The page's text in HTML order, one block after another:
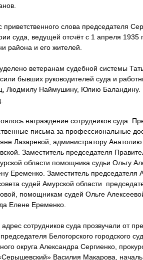
слова председателя
суда, ведущей отсчёт с 1 апреля 1935
района и его жителей.
ветеранам судебной системы
бывших руководителей суда и
Людмилу Наймушину, Юлию Баландину.
награждение сотрудников суда.
письма за профессиональные
Лазаревой, администратору
Заместитель председателя
области помощника судьи Ольгу
Еременко. Заместитель председателя
судей Амурской области
помощникам судей Ольге
Елене Еременко.
адрес сотрудников суда прозвучали от
Белогорского городского
округа Александра Сергиенко,
Василия Макарова,